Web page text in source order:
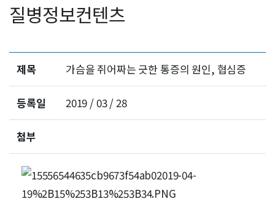
질병정보컨텐츠
제목 가슴을 쥐어짜는 긋한 통증의 원인, 협심증
등록일 2019 / 03 / 28
첨부